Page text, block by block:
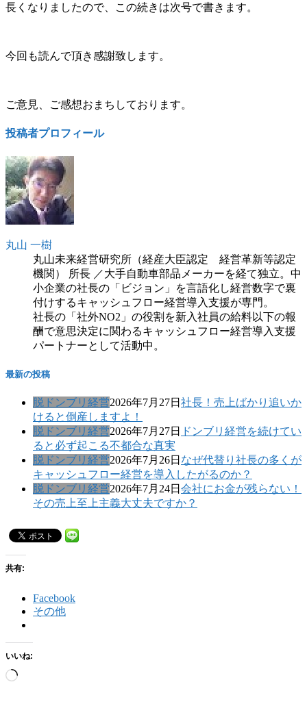
長くなりましたので、この続きは次号で書きます。
今回も読んで頂き感謝致します。
ご意見、ご感想おまちしております。
投稿者プロフィール
丸山 一樹
丸山未来経営研究所（経産大臣認定 経営革新等認定
機関） 所長 ／大手自動車部品メーカーを経て独立。中
小企業の社長の「ビジョン」を言語化し経営数字で裏
付けするキャッシュフロー経営導入支援が専門。
社長の「社外NO2」の役割を新入社員の給料以下の報
酬で意思決定に関わるキャッシュフロー経営導入支援
パートナーとして活動中。
最新の投稿
脱ドンブリ経営2026年7月27日 社長！売上ばかり追いか
けると倒産しますよ！
脱ドンブリ経営2026年7月27日 ドンブリ経営を続けてい
ると必ず起こる不都合な真実
脱ドンブリ経営2026年7月26日 なぜ代替り社長の多くが
キャッシュフロー経営を導入したがるのか？
脱ドンブリ経営2026年7月24日 会社にお金が残らない！
その売上至上主義大丈夫ですか？
共有:
Facebook
その他
いいね:
読